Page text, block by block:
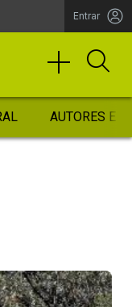
Entrar
AUTORES